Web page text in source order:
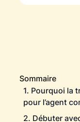
Sommaire
1. Pourquoi la
pour l’agent
2. Débuter